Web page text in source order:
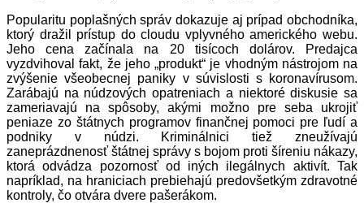
Popularitu poplašných správ dokazuje aj prípad obchodníka,
ktorý dražil prístup do cloudu vplyvného amerického webu.
Jeho cena začínala na 20 tisícoch dolárov. Predajca
vyzdvihoval fakt, že jeho „produkt“ je vhodným nástrojom na
zvýšenie všeobecnej paniky v súvislosti s koronavírusom.
Zarábajú na núdzových opatreniach a niektoré diskusie sa
zameriavajú na spôsoby, akými možno pre seba ukrojiť
peniaze zo štátnych programov finančnej pomoci pre ľudí a
podniky v núdzi. Kriminálnici tiež zneužívajú
zaneprázdnenosť štátnej správy s bojom proti šíreniu nákazy,
ktorá odvádza pozornosť od iných ilegálnych aktivít. Tak
napríklad, na hraniciach prebiehajú predovšetkým zdravotné
kontroly, čo otvára dvere pašerákom.